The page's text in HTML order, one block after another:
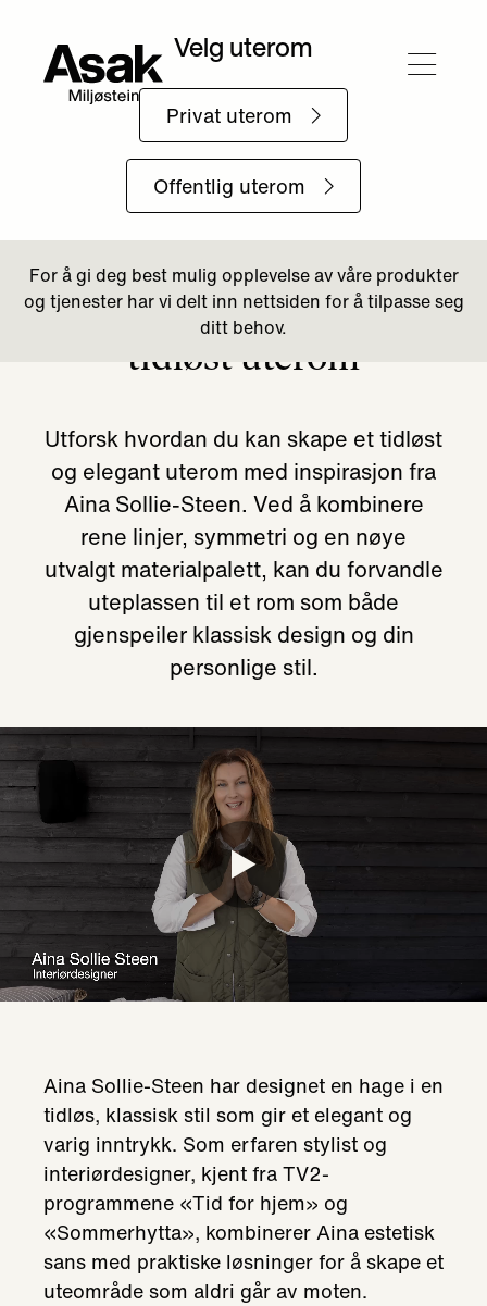
Skap et klassisk og
tidløst uterom
​Utforsk hvordan du kan skape et tidløst
og elegant uterom med inspirasjon fra
Aina Sollie-Steen. Ved å kombinere
rene linjer, symmetri og en nøye
utvalgt materialpalett, kan du forvandle
uteplassen til et rom som både
gjenspeiler klassisk design og din
personlige stil.
Aina Sollie-Steen har designet en hage i en
tidløs, klassisk stil som gir et elegant og
varig inntrykk. Som erfaren stylist og
interiørdesigner, kjent fra TV2-
programmene «Tid for hjem» og
«Sommerhytta», kombinerer Aina estetisk
sans med praktiske løsninger for å skape et
uteområde som aldri går av moten.